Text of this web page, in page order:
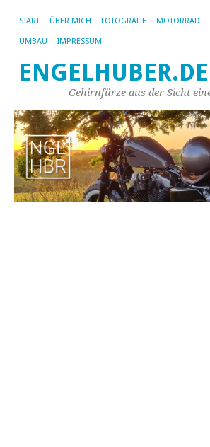
START ÜBER MICH FOTOGRAFIE MOTORRAD
UMBAU IMPRESSUM
Gehirnfürze aus der Sicht